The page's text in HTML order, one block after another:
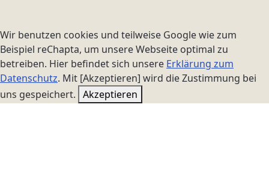
Wir benutzen cookies und teilweise Google wie zum
Beispiel reChapta, um unsere Webseite optimal zu
betreiben. Hier befindet sich unsere Erklärung zum
Datenschutz. Mit [Akzeptieren] wird die Zustimmung bei
uns gespeichert. Akzeptieren